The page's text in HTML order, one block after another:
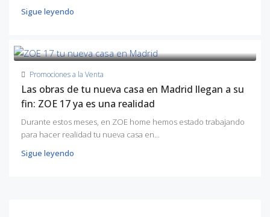
Sigue leyendo
Promociones a la Venta
Las obras de tu nueva casa en Madrid llegan a su
fin: ZOE 17 ya es una realidad
Durante estos meses, en ZOE home hemos estado trabajando
para hacer realidad tu nueva casa en...
Sigue leyendo